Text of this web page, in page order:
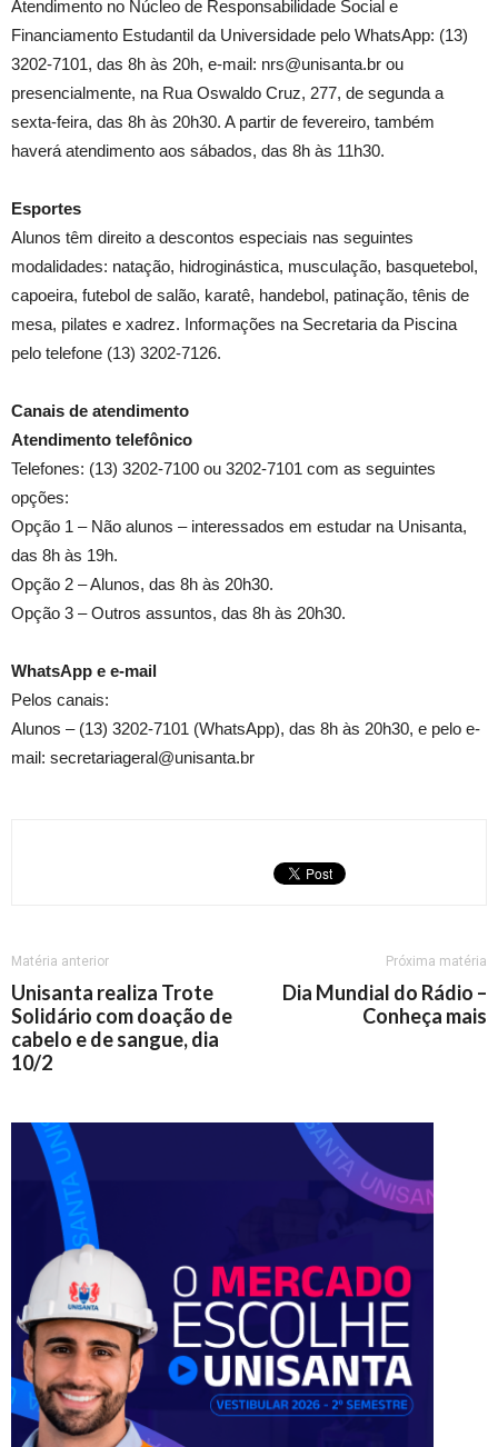
Atendimento no Núcleo de Responsabilidade Social e
Financiamento Estudantil da Universidade pelo WhatsApp: (13)
3202-7101, das 8h às 20h, e-mail: nrs@unisanta.br ou
presencialmente, na Rua Oswaldo Cruz, 277, de segunda a
sexta-feira, das 8h às 20h30. A partir de fevereiro, também
haverá atendimento aos sábados, das 8h às 11h30.
Esportes
Alunos têm direito a descontos especiais nas seguintes
modalidades: natação, hidroginástica, musculação, basquetebol,
capoeira, futebol de salão, karatê, handebol, patinação, tênis de
mesa, pilates e xadrez. Informações na Secretaria da Piscina
pelo telefone (13) 3202-7126.
Canais de atendimento
Atendimento telefônico
Telefones: (13) 3202-7100 ou 3202-7101 com as seguintes
opções:
Opção 1 – Não alunos – interessados em estudar na Unisanta,
das 8h às 19h.
Opção 2 – Alunos, das 8h às 20h30.
Opção 3 – Outros assuntos, das 8h às 20h30.
WhatsApp e e-mail
Pelos canais:
Alunos – (13) 3202-7101 (WhatsApp), das 8h às 20h30, e pelo e-
mail: secretariageral@unisanta.br
Matéria anterior
Unisanta realiza Trote
Solidário com doação de
cabelo e de sangue, dia
10/2
Próxima matéria
Dia Mundial do Rádio –
Conheça mais